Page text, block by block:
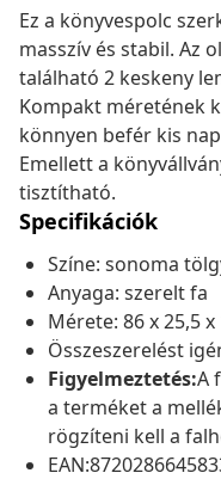
Ez a könyvespolc
masszív és stabil. Az
található 2 keskeny
Kompakt méretének
könnyen befér kis
Emellett a
tisztítható.
Specifikációk
Színe: sonoma
Anyaga: szerelt fa
Mérete: 86 x 25,5
Összeszerelést
Figyelmeztetés:A
a terméket a
rögzíteni kell a